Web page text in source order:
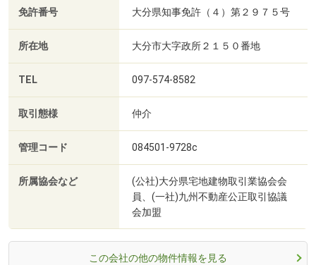
免許番号 大分県知事免許（４）第２９７５号
所在地 大分市大字政所２１５０番地
TEL 097-574-8582
取引態様 仲介
管理コード 084501-9728c
所属協会など
(公社)大分県宅地建物取引業協会会
員、(一社)九州不動産公正取引協議
会加盟
この会社の他の物件情報を見る